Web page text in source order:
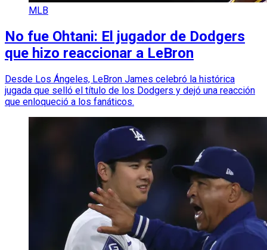
MLB
No fue Ohtani: El jugador de Dodgers
que hizo reaccionar a LeBron
Desde Los Ángeles, LeBron James celebró la histórica
jugada que selló el título de los Dodgers y dejó una reacción
que enloqueció a los fanáticos.